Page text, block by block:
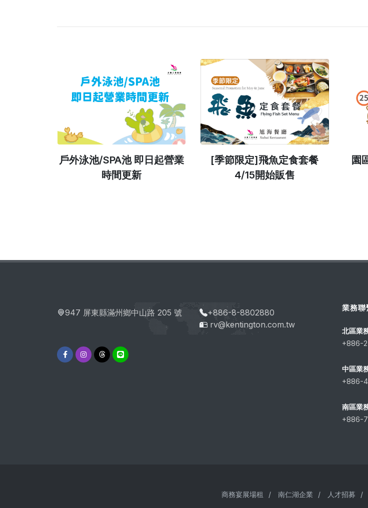
戶外泳池/SPA池 即日起營業
時間更新
[季節限定]飛魚定食套餐
4/15開始販售
園
947 屏東縣滿州鄉中山路 205 號
+886-8-8802880
rv@kentington.com.tw
業務聯
北區業
+886-
中區業
+886-
南區業
+886-
商務宴展場租 / 南仁湖企業 / 人才招募 /